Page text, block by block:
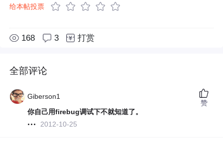
给本帖投票
168 3 打赏
全部评论
Giberson1
你自己用firebug调试下不就知道了。
2012-10-25
赞